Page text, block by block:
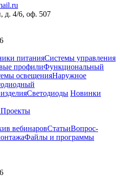
д. 4/6, оф. 507
питанияСистемы управления
профилиФункциональный
освещенияНаружное
Светодиоды Новинки
Проекты
вебинаровСтатьиВопрос-
Файлы и программы